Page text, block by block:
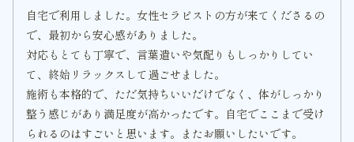
自宅で利用しました。女性セラピストの方が来てくださるの
で、最初から安心感がありました。
対応もとても丁寧で、言葉遣いや気配りもしっかりしてい
て、終始リラックスして過ごせました。
施術も本格的で、ただ気持ちいいだけでなく、体がしっかり
整う感じがあり満足度が高かったです。自宅でここまで受け
られるのはすごいと思います。またお願いしたいです。